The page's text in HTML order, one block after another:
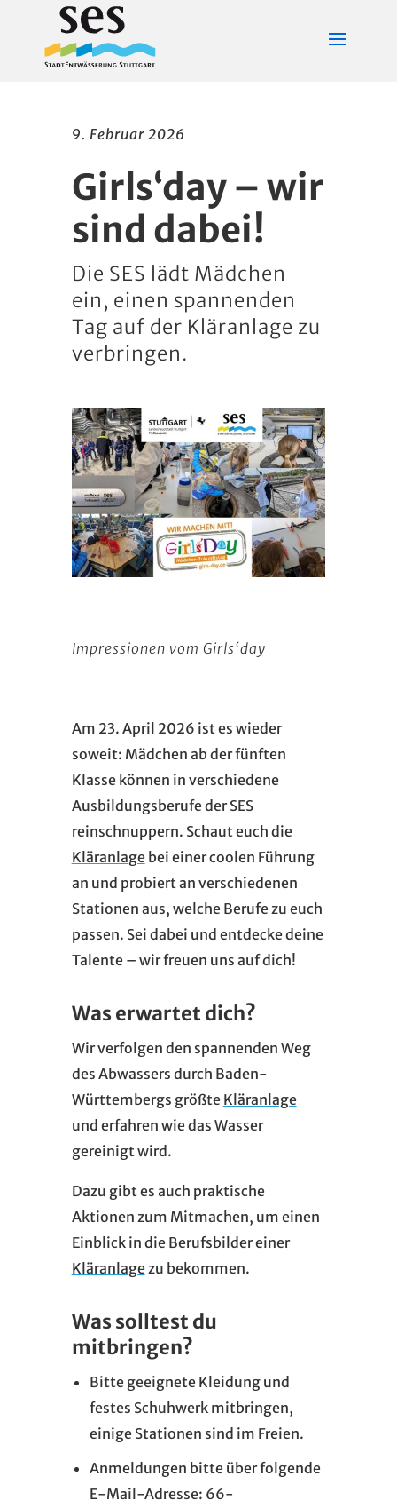
9. Februar 2026
Girls‘day – wir
sind dabei!
Die SES lädt Mädchen
ein, einen spannenden
Tag auf der Kläranlage zu
verbringen.
Impressionen vom Girls‘day
Am 23. April 2026 ist es wieder
soweit: Mädchen ab der fünften
Klasse können in verschiedene
Ausbildungsberufe der SES
reinschnuppern. Schaut euch die
Kläranlagebei einer coolen Führung
an und probiert an verschiedenen
Stationen aus, welche Berufe zu euch
passen. Sei dabei und entdecke deine
Talente – wir freuen uns auf dich!
Was erwartet dich?
Wir verfolgen den spannenden Weg
des Abwassers durch Baden-
Württembergs größte Kläranlage
und erfahren wie das Wasser
gereinigt wird.
Dazu gibt es auch praktische
Aktionen zum Mitmachen, um einen
Einblick in die Berufsbilder einer
Kläranlagezu bekommen.
Was solltest du
mitbringen?
Bitte geeignete Kleidung und
festes Schuhwerk mitbringen,
einige Stationen sind im Freien.
Anmeldungen bitte über folgende
E-Mail-Adresse: 66-